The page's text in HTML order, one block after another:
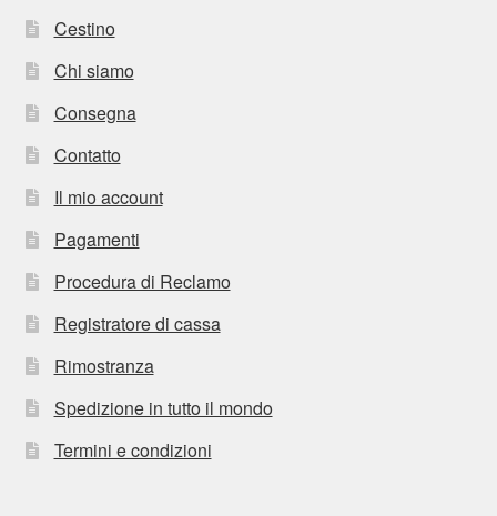
Cestino
Chi siamo
Consegna
Contatto
Il mio account
Pagamenti
Procedura di Reclamo
Registratore di cassa
Rimostranza
Spedizione in tutto il mondo
Termini e condizioni